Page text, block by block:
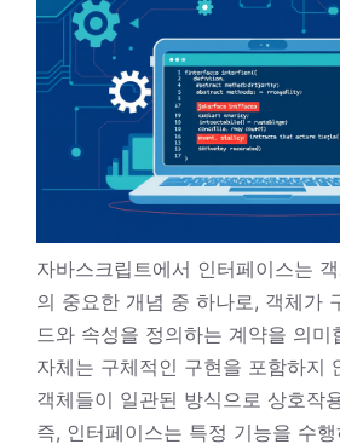
자바스크립트에서 인터페이스는
의 중요한 개념 중 하나로, 객체가
드와 속성을 정의하는 계약을 의미
자체는 구체적인 구현을 포함하지
객체들이 일관된 방식으로 상호작
즉, 인터페이스는 특정 기능을 수